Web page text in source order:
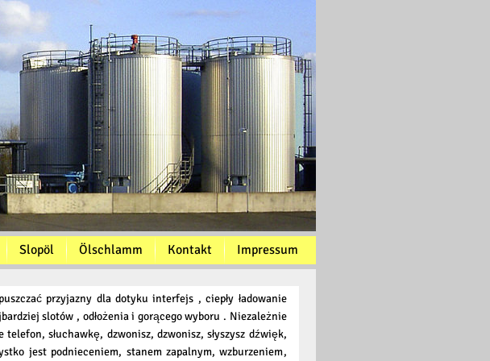
Slopöl Ölschlamm Kontakt Impressum
przyjazny dla dotyku interfejs , ciepły ładowanie
slotów , odłożenia i gorącego wyboru . Niezależnie
telefon, słuchawkę, dzwonisz, dzwonisz, słyszysz dźwięk,
jest podnieceniem, stanem zapalnym, wzburzeniem,